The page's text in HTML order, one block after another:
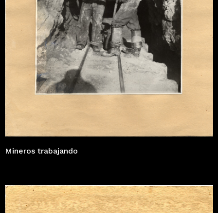
Mineros trabajando